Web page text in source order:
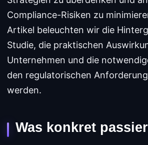
Compliance-Risiken zu
Artikel beleuchten wir die
Studie, die praktischen
Unternehmen und die
den regulatorischen
werden.
Was konkret